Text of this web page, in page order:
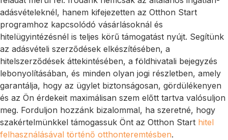
adásvételeknél, hanem kifejezetten az Otthon Start
programhoz kapcsolódó vásárlásoknál és
hitelügyintézésnél is teljes körű támogatást nyújt. Segítünk
az adásvételi szerződések elkészítésében, a
hitelszerződések áttekintésében, a földhivatali bejegyzés
lebonyolításában, és minden olyan jogi részletben, amely
garantálja, hogy az ügylet biztonságosan, gördülékenyen
és az Ön érdekeit maximálisan szem előtt tartva valósuljon
meg. Forduljon hozzánk bizalommal, ha szeretné, hogy
szakértelmünkkel támogassuk Önt az Otthon Start hitel
felhasználásával történő otthonteremtésben.